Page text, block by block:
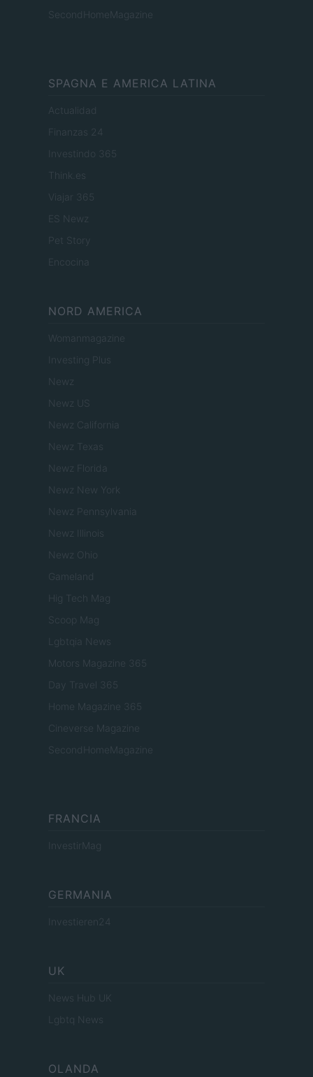
SecondHomeMagazine
SPAGNA E AMERICA LATINA
Actualidad
Finanzas 24
Investindo 365
Think.es
Viajar 365
ES Newz
Pet Story
Encocina
NORD AMERICA
Womanmagazine
Investing Plus
Newz
Newz US
Newz California
Newz Texas
Newz Florida
Newz New York
Newz Pennsylvania
Newz Illinois
Newz Ohio
Gameland
Hig Tech Mag
Scoop Mag
Lgbtqia News
Motors Magazine 365
Day Travel 365
Home Magazine 365
Cineverse Magazine
SecondHomeMagazine
FRANCIA
InvestirMag
GERMANIA
Investieren24
UK
News Hub UK
Lgbtq News
OLANDA